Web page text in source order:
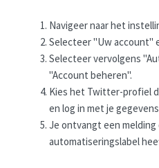
Navigeer naar het
Selecteer "Uw account"
Selecteer vervolgens
"Account beheren".
Kies het Twitter-profiel
en log in met je
Je ontvangt een
automatiseringslabel